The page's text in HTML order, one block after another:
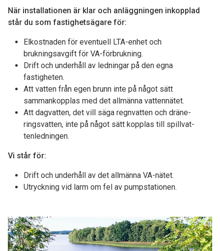
När installationen är klar och anläggningen inkopplad
står du som fastighetsägare för:
Elkostnaden för eventuell LTA-enhet och
brukningsavgift för VA-förbrukning.
Drift och underhåll av ledningar på den egna
fastigheten.
Att vatten från egen brunn inte på något sätt
sammankopplas med det allmänna vattennätet.
Att dagvatten, det vill säga regnvatten och dräne­
ringsvatten, inte på något sätt kopplas till spillvat­
tenledningen.
Vi står för:
Drift och underhåll av det allmänna VA­-nätet.
Utryckning vid larm om fel av pumpstationen.